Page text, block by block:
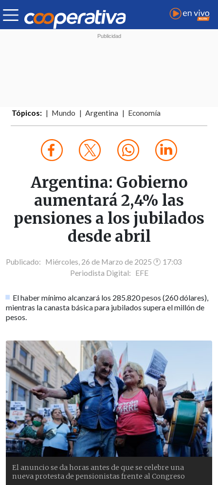
Tópicos: Mundo Argentina Economía
Argentina: Gobierno
aumentará 2,4% las
pensiones a los jubilados
desde abril
Publicado: Miércoles, 26 de Marzo de 2025 🕐 17:03
Periodista Digital: EFE
El haber mínimo alcanzará los 285.820 pesos (260 dólares),
mientras la canasta básica para jubilados supera el millón de
pesos.
El anuncio se da horas antes de que se celebre una
nueva protesta de pensionistas frente al Congreso